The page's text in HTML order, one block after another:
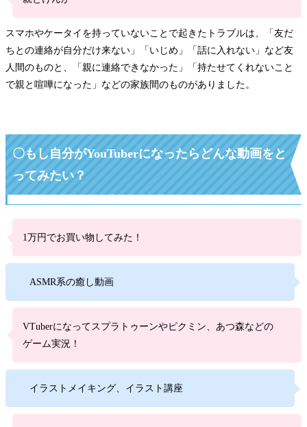
スマホやケータイを持っていないことで起きたトラブルは、「友だ
ちとの連絡が自分だけ来ない」「いじめ」「話に入れない」など友
人間のものと、「親に連絡できなかった」「持たせてくれないこと
で親と喧嘩になった」などの家族間のものがありました。
〇もし自分がYouTuberになったらどんな動画をと
ってみたい？
1万円でお買い物してみた！
ASMR系の癒し動画
VTuberになってスプラトゥーンやピクミン、あつ森などの
ゲーム実況！
イラストメイキング、イラスト講座